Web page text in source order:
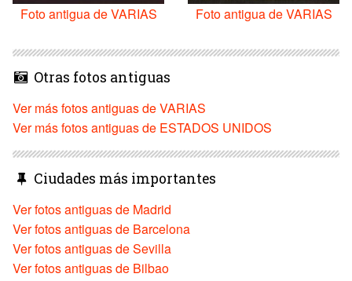
Foto antigua de VARIAS Foto antigua de VARIAS
Otras fotos antiguas
Ver más fotos antiguas de VARIAS
Ver más fotos antiguas de ESTADOS UNIDOS
Ciudades más importantes
Ver fotos antiguas de Madrid
Ver fotos antiguas de Barcelona
Ver fotos antiguas de Sevilla
Ver fotos antiguas de Bilbao